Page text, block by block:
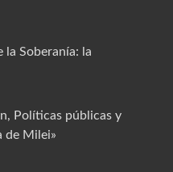
la Soberanía: la
Políticas públicas y
de Milei»